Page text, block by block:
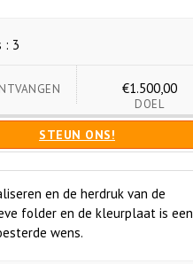
: 3
€1.500,00
DOEL
STEUN ONS!
en de herdruk van de
folder en de kleurplaat is een
wens.